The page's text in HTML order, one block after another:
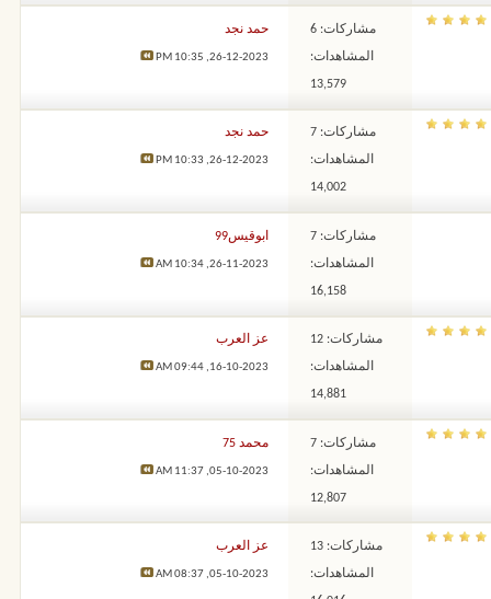
مشاركات: 6
المشاهدات:
13,579
حمد نجد
26-12-2023,
10:35 PM
مشاركات: 7
المشاهدات:
14,002
حمد نجد
26-12-2023,
10:33 PM
مشاركات: 7
المشاهدات:
16,158
ابوقيس99
26-11-2023,
10:34 AM
مشاركات: 12
المشاهدات:
14,881
عز العرب
16-10-2023,
09:44 AM
مشاركات: 7
المشاهدات:
12,807
محمد 75
05-10-2023,
11:37 AM
مشاركات: 13
المشاهدات:
عز العرب
05-10-2023,
08:37 AM